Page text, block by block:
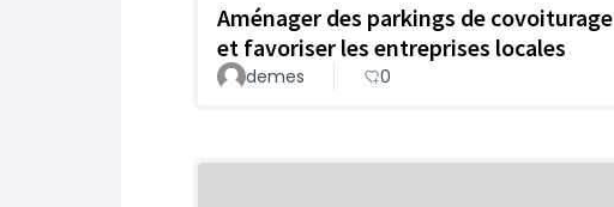
Aménager des parkings de covoiturage
et favoriser les entreprises locales
demes 0